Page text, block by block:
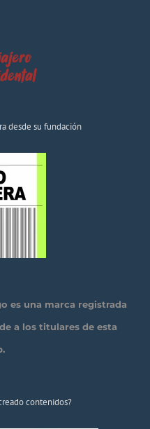
desde su fundación
es una marca registrada
a los titulares de esta
contenidos?